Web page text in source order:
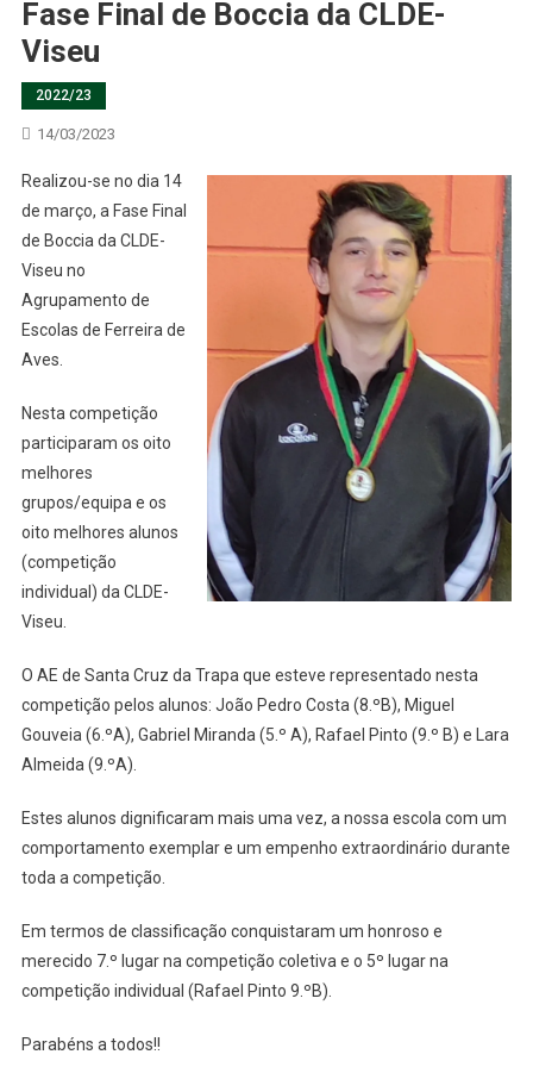
Fase Final de Boccia da CLDE-
Viseu
2022/23
14/03/2023
Realizou-se no dia 14
de março, a Fase Final
de Boccia da CLDE-
Viseu no
Agrupamento de
Escolas de Ferreira de
Aves.
Nesta competição
participaram os oito
melhores
grupos/equipa e os
oito melhores alunos
(competição
individual) da CLDE-
Viseu.
O AE de Santa Cruz da Trapa que esteve representado nesta
competição pelos alunos: João Pedro Costa (8.ºB), Miguel
Gouveia (6.ºA), Gabriel Miranda (5.º A), Rafael Pinto (9.º B) e Lara
Almeida (9.ºA).
Estes alunos dignificaram mais uma vez, a nossa escola com um
comportamento exemplar e um empenho extraordinário durante
toda a competição.
Em termos de classificação conquistaram um honroso e
merecido 7.º lugar na competição coletiva e o 5º lugar na
competição individual (Rafael Pinto 9.ºB).
Parabéns a todos!!